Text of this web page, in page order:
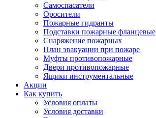
Самоспасатели
Оросители
Пожарные гидранты
Подставки пожарные фланцевые
Снаряжение пожарных
План эвакуации при пожаре
Муфты противопожарные
Двери противопожарные
Ящики инструментальные
Акции
Как купить
Условия оплаты
Условия доставки